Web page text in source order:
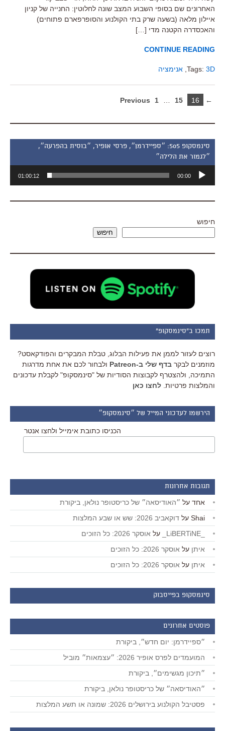
האחרונים שם בסופי השבוע המצב שונה לחלוטין: החנייה של קניון
איילון מלאה (בשעה שרק בתי הקולנוע והסופרפארם פתוחים)
והאכסדרה הקטנה מדי […]
CONTINUE READING
Tags: 3D אנימציה
← Previous
1 15 16
סינמסקופ 505: ״ספיידרמן״, פרסי אופיר, ״בוסית בהפרעה״,
״לגמור את הלילה״
אודיו
00:00
01:00:12
חיפוש
חיפוש
תמכו ב"סינמסקופ"
רוצים לעזור לממן את פעילות הבלוג, טבלת המבקרים והפודקאסט?
מוזמנים לבקר בדף שלי ב-Patreon
ולבחור לכם את אחת מדרגות
התמיכה, ולהצטרף לקבוצות הסודיות של "סינמסקופ" לקבלת עדכונים
והמלצות פרטיות. לחצו כאן
הירשמו לעדכוני המייל של ״סינמסקופ״
הכניסו כתובת אימייל ולחצו אנטר
תגובות אחרונות
אחד על ״האודיסאה״ של כריסטופר נולאן, ביקורת
Shai על דוקאביב 2026: שש או שבע המלצות
על אוסקר 2026: כל הזוכים
איתן על אוסקר 2026: כל הזוכים
איתן על אוסקר 2026: כל הזוכים
סינמסקופ בפייסבוק
פוסטים אחרונים
״ספיידרמן: יום חדש״, ביקורת
המועמדים לפרס אופיר 2026: ״עצמאות״ מוביל
״תיכון מגשימים״, ביקורת
״האודיסאה״ של כריסטופר נולאן, ביקורת
פסטיבל הקולנוע בירושלים 2026: שמונה או תשע המלצות